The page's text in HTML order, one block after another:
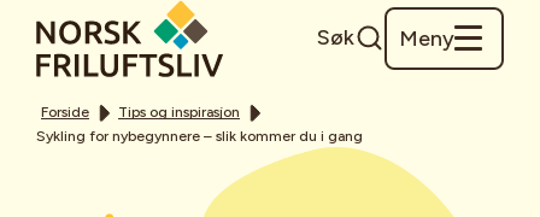
Søk Meny
Forside
Tips og inspirasjon
Sykling for nybegynnere – slik kommer du i gang